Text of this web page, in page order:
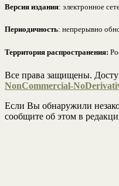
Версия издания: электронное
Периодичность: непрерывно
Территория распространения:
Все права защищены.
NonCommercial-
Если Вы обнаружили
сообщите об этом в